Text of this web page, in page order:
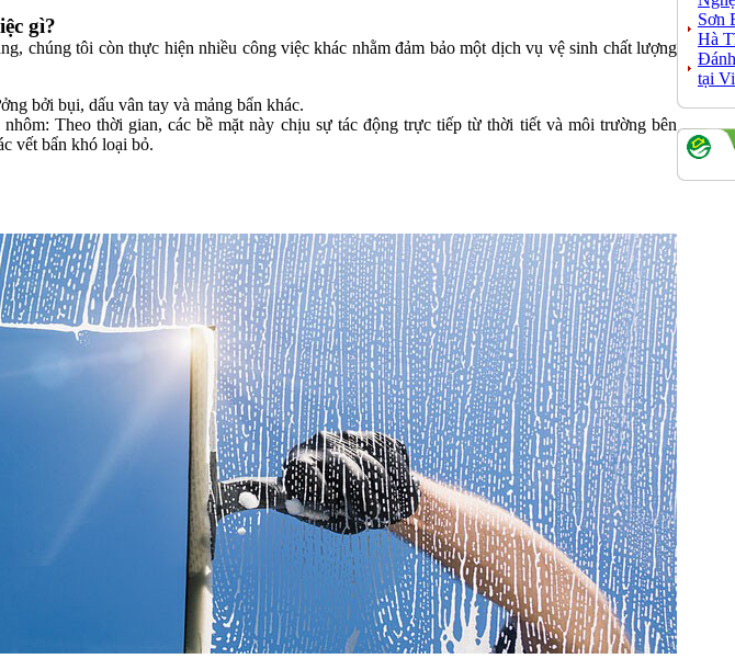
gì?
chúng tôi còn thực hiện nhiều công việc khác nhằm đảm bảo một dịch vụ vệ sinh chất lượng
bởi bụi, dấu vân tay và mảng bẩn khác.
Theo thời gian, các bề mặt này chịu sự tác động trực tiếp từ thời tiết và môi trường bên
vết bẩn khó loại bỏ.
Sơn
Hà
tại